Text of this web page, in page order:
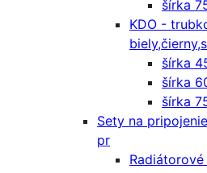
šírka
KDO -
šírka
šírka
šírka
Sety na
pr